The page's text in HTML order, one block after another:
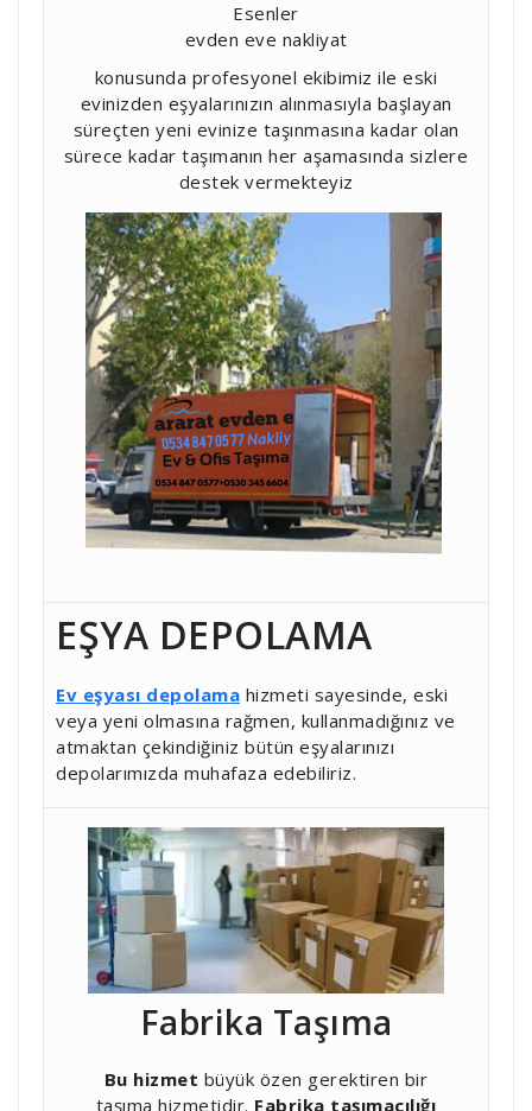
Esenler
evden eve nakliyat
konusunda profesyonel ekibimiz ile eski
evinizden eşyalarınızın alınmasıyla başlayan
süreçten yeni evinize taşınmasına kadar olan
sürece kadar taşımanın her aşamasında sizlere
destek vermekteyiz
EŞYA DEPOLAMA
Ev eşyası depolama hizmeti sayesinde, eski
veya yeni olmasına rağmen, kullanmadığınız ve
atmaktan çekindiğiniz bütün eşyalarınızı
depolarımızda muhafaza edebiliriz.
Fabrika Taşıma
Bu hizmet büyük özen gerektiren bir
taşıma hizmetidir. Fabrika taşımacılığı